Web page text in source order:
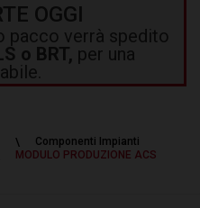
OGGI
pacco verrà spedito
o BRT, per una
Componenti Impianti
MODULO PRODUZIONE ACS